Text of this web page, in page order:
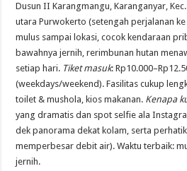
Dusun II Karangmangu, Karanganyar,
utara Purwokerto (setengah perjalanan
mulus sampai lokasi, cocok kendaraan
bawahnya jernih, rerimbunan hutan
setiap hari. Tiket masuk:
(weekdays/weekend). Fasilitas cukup
toilet & mushola, kios makanan. Kenapa
yang dramatis dan spot selfie ala
dek panorama dekat kolam, serta
memperbesar debit air). Waktu terbaik:
jernih.